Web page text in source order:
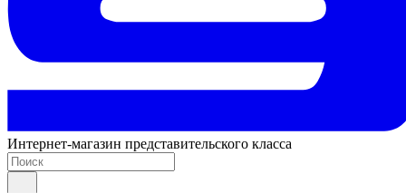
Интернет-магазин представительского класса